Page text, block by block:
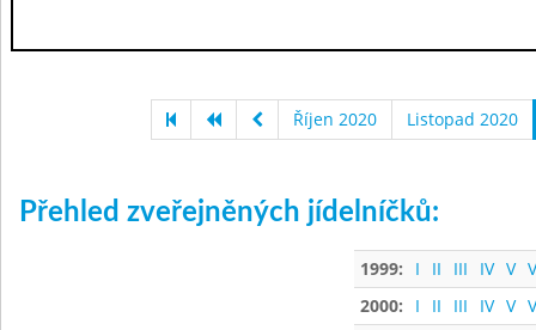
Říjen 2020 Listopad 2020
Přehled zveřejněných jídelníčků:
1999: I II III IV V
2000:
I II III IV V